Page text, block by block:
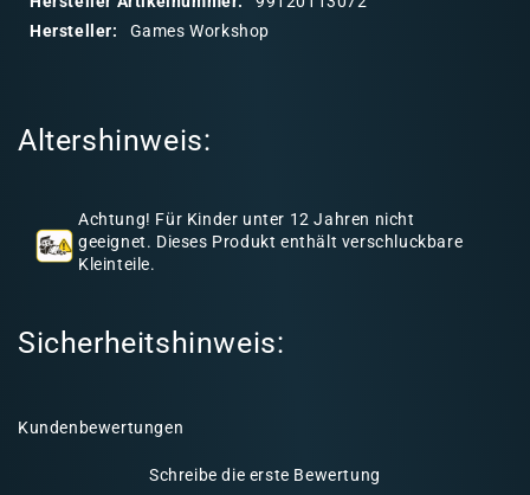
n
Hersteller:
Games Workshop
Altershinweis:
Achtung! Für Kinder unter 12 Jahren nicht
geeignet. Dieses Produkt enthält verschluckbare
Kleinteile.
Sicherheitshinweis:
Kundenbewertungen
Schreibe die erste Bewertung